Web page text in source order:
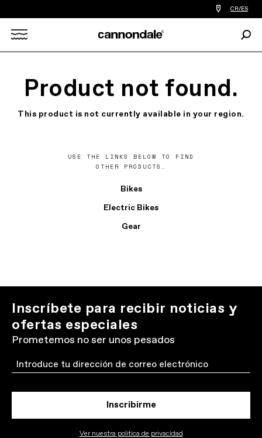
Encontrar
tiedas
bicicletas
de
CR/ES
Product not found.
This product is not currently available in your region.
USE THE LINKS BELOW TO FIND
OTHER PRODUCTS.
Bikes
Electric Bikes
Gear
Inscríbete para recibir noticias y
ofertas especiales
Prometemos no ser unos pesados
Email
Inscribirme
Ver nuestra politica de privacidad